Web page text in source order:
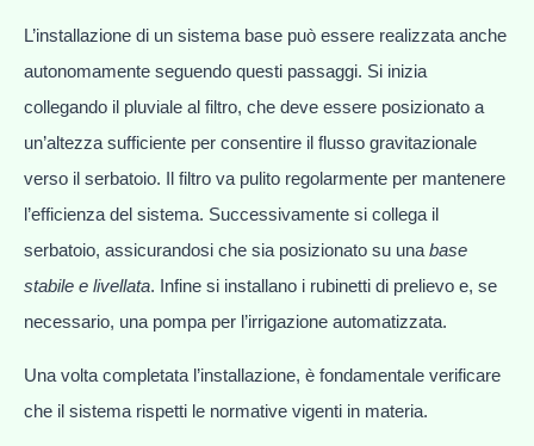
L’installazione di un sistema base può essere realizzata anche
autonomamente seguendo questi passaggi. Si inizia
collegando il pluviale al filtro, che deve essere posizionato a
un’altezza sufficiente per consentire il flusso gravitazionale
verso il serbatoio. Il filtro va pulito regolarmente per mantenere
l’efficienza del sistema. Successivamente si collega il
serbatoio, assicurandosi che sia posizionato su una base
stabile e livellata. Infine si installano i rubinetti di prelievo e, se
necessario, una pompa per l’irrigazione automatizzata.
Una volta completata l’installazione, è fondamentale verificare
che il sistema rispetti le normative vigenti in materia.